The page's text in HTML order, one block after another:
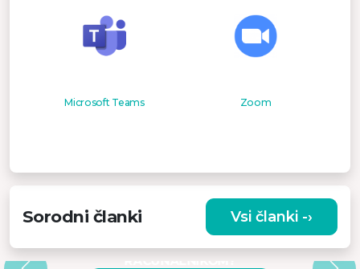
Microsoft Teams Zoom
Sorodni članki Vsi članki -›
KAKO POVEZATI MONITORJE
MISURA S PRENOSNIM
RAČUNALNIKOM?